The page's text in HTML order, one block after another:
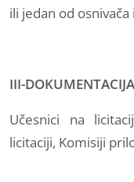
ili jedan od osnivača
III-
Učesnici na
licitaciji, Komisiji